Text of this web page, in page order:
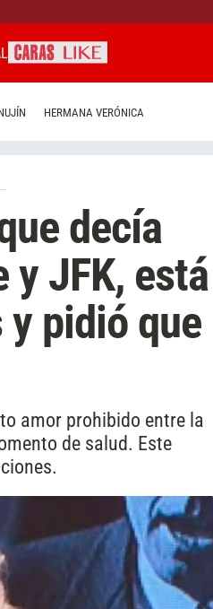
HERMANA VERÓNICA
decía
JFK, está
pidió que
amor prohibido entre la
de salud. Este